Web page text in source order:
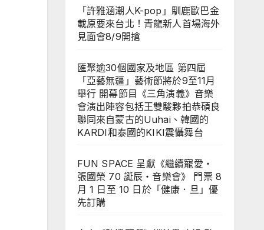
「許雅涵潮人K-pop」馴鹿歐巴金
載原要來台北！青龍新人首場海外
見面會8/9開搶
匯聚逾30個國家及地區 第四屆
「亞藝無疆」藝術節將於9至11月
舉行 開幕節目《三角演義》音樂
會演出陣容包括王雙駿夥拍恭碩良
聯同來自蒙古的Uuhai、韓國的
KARDI和泰國的KIKI震懾舞台
FUN SPACE 呈獻《繼續寵愛・
張國榮 70 誕辰・音樂會》 門票 8
月 1 日至 10 日於「健康．旦」優
先訂購